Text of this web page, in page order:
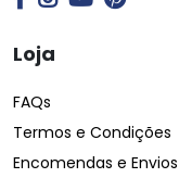
Loja
FAQs
Termos e Condições
Encomendas e Envios